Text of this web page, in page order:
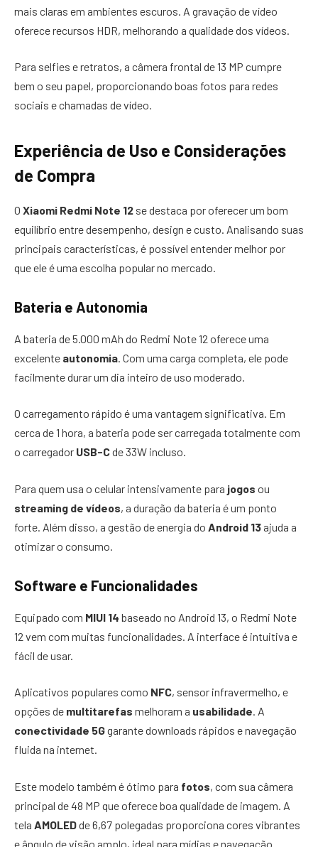
mais claras em ambientes escuros. A gravação de vídeo
oferece recursos HDR, melhorando a qualidade dos vídeos.
Para selfies e retratos, a câmera frontal de 13 MP cumpre
bem o seu papel, proporcionando boas fotos para redes
sociais e chamadas de vídeo.
Experiência de Uso e Considerações
de Compra
O Xiaomi Redmi Note 12 se destaca por oferecer um bom
equilíbrio entre desempenho, design e custo. Analisando suas
principais características, é possível entender melhor por
que ele é uma escolha popular no mercado.
Bateria e Autonomia
A bateria de 5.000 mAh do Redmi Note 12 oferece uma
excelente autonomia . Com uma carga completa, ele pode
facilmente durar um dia inteiro de uso moderado.
O carregamento rápido é uma vantagem significativa. Em
cerca de 1 hora, a bateria pode ser carregada totalmente com
o carregador USB-Cde 33W incluso.
Para quem usa o celular intensivamente para jogos ou
streaming de vídeos, a duração da bateria é um ponto
forte. Além disso, a gestão de energia do Android 13 ajuda a
otimizar o consumo.
Software e Funcionalidades
Equipado com MIUI 14 baseado no Android 13, o Redmi Note
12 vem com muitas funcionalidades. A interface é intuitiva e
fácil de usar.
Aplicativos populares como NFC, sensor infravermelho, e
opções de multitarefas melhoram a usabilidade. A
conectividade 5Ggarante downloads rápidos e navegação
fluida na internet.
Este modelo também é ótimo para fotos, com sua câmera
principal de 48 MP que oferece boa qualidade de imagem. A
tela AMOLEDde 6,67 polegadas proporciona cores vibrantes
e ângulo de visão amplo, ideal para mídias e navegação.